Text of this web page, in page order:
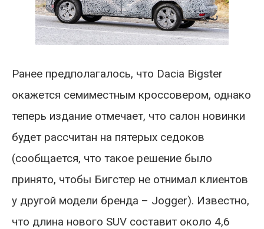
Ранее предполагалось, что Dacia Bigster
окажется семиместным кроссовером, однако
теперь издание отмечает, что салон новинки
будет рассчитан на пятерых седоков
(сообщается, что такое решение было
принято, чтобы Бигстер не отнимал клиентов
у другой модели бренда – Jogger). Известно,
что длина нового SUV составит около 4,6